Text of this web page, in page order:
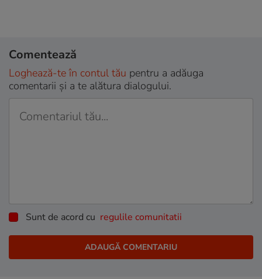
Comentează
Loghează-te în contul tău pentru a adăuga
comentarii și a te alătura dialogului.
Sunt de acord cu regulile comunitatii